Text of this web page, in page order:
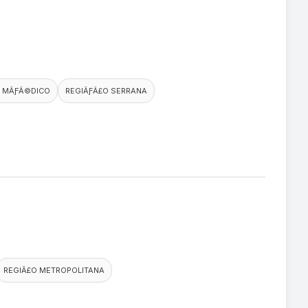
MÃƑÂ©DICO REGIÃƑÂ£O SERRANA
REGIÃ£O METROPOLITANA